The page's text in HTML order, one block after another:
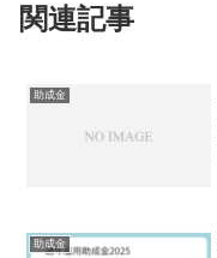
関連記事
助成金
助成金